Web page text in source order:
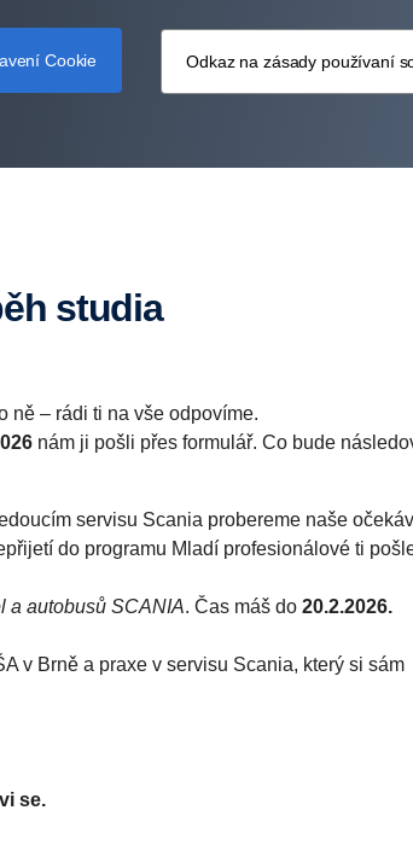
Cookie Odkaz na zásady používaní
studia
ně – rádi ti na vše odpovíme.
nám ji pošli přes formulář. Co bude
servisu Scania probereme naše
do programu Mladí profesionálové ti
a autobusů SCANIA. Čas máš do 20.2.2026.
v Brně a praxe v servisu Scania, který si sám
se.